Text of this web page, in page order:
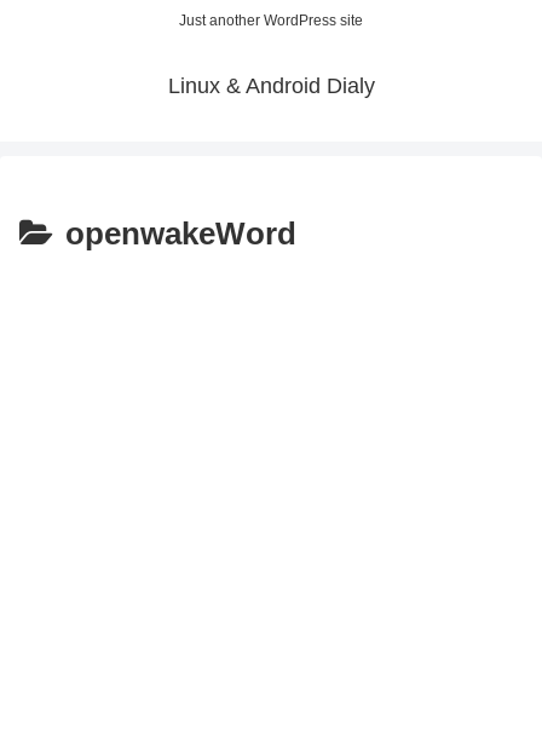
Just another WordPress site
Linux & Android Dialy
openwakeWord